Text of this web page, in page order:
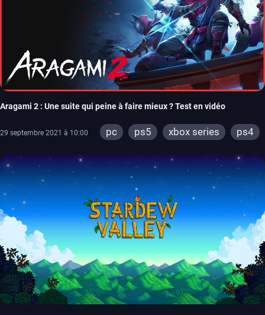
Aragami 2 : Une suite qui peine à faire mieux ? Test en vidéo
29 septembre 2021 à 10:00 pc ps5 xbox series
ps4